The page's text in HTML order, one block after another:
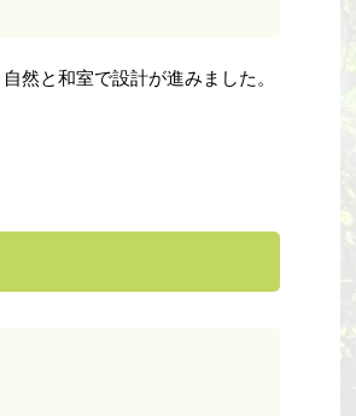
然と和室で設計が進みました。